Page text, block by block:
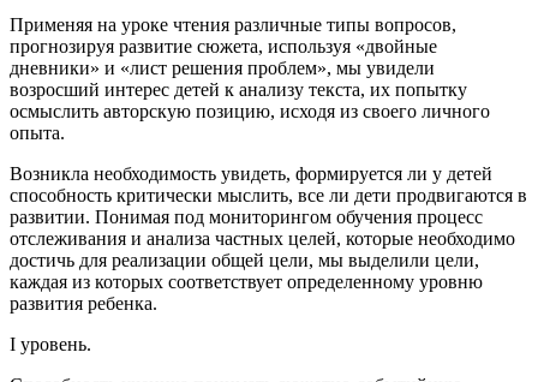
Применяя на уроке чтения различные типы вопросов,
прогнозируя развитие сюжета, используя «двойные
дневники» и «лист решения проблем», мы увидели
возросший интерес детей к анализу текста, их попытку
осмыслить авторскую позицию, исходя из своего личного
опыта.
Возникла необходимость увидеть, формируется ли у детей
способность критически мыслить, все ли дети продвигаются в
развитии. Понимая под мониторингом обучения процесс
отслеживания и анализа частных целей, которые необходимо
достичь для реализации общей цели, мы выделили цели,
каждая из которых соответствует определенному уровню
развития ребенка.
I уровень.